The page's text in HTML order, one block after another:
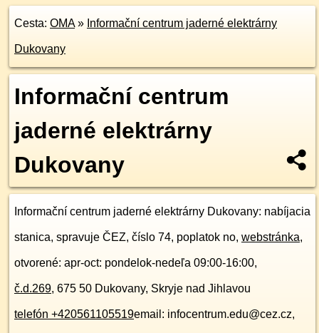
Cesta: OMA» Informační centrum jaderné elektrárny
Dukovany
Informační centrum
jaderné elektrárny
Dukovany
Informační centrum jaderné elektrárny Dukovany: nabíjacia
stanica, spravuje ČEZ, číslo 74, poplatok no, webstránka,
otvorené: apr-oct: pondelok-nedeľa 09:00-16:00,
č.d.269, 675 50 Dukovany, Skryje nad Jihlavou
telefón +420561105519email: infocentrum.edu@cez.cz,